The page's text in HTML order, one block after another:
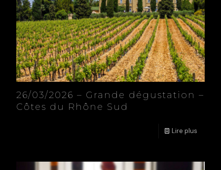
26/03/2026 – Grande dégustation –
Côtes du Rhône Sud
Lire plus